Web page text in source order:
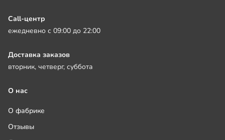
Call-центр
ежедневно с 09:00 до 22:00
Доставка заказов
вторник, четверг, суббота
О нас
О фабрике
Отзывы